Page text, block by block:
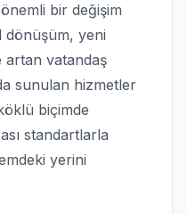
bir değişim
dönüşüm, yeni
artan vatandaş
sunulan hizmetler
biçimde
standartlarla
yerini